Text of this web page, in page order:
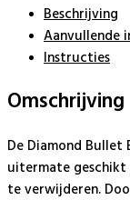
Beschrijving
Aanvullende
Instructies
Omschrijving
De Diamond Bullet
uitermate
te verwijderen.